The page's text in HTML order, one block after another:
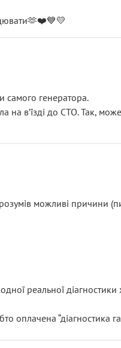
самого генератора.
вʼїзді до СТО. Так,
можливі причини
реальної
оплачена “діагностика